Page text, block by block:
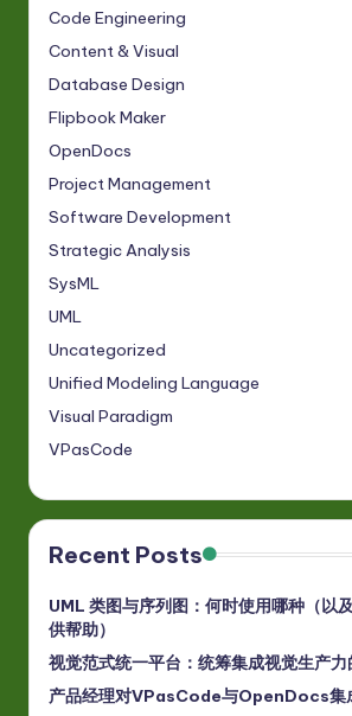
Code Engineering
Content & Visual
Database Design
Flipbook Maker
OpenDocs
Project Management
Software Development
Strategic Analysis
SysML
UML
Uncategorized
Unified Modeling Language
Visual Paradigm
VPasCode
Recent Posts
UML 类图与序列图：何时使用哪种（以
供帮助）
视觉范式统一平台：统筹集成视觉生产力
产品经理对VPasCode与OpenDocs集